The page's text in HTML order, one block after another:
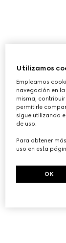
Utilizamos
Empleamos
navegación en
misma,
permitirle
sigue utilizando
de uso.
Para obtener
uso en esta
OK